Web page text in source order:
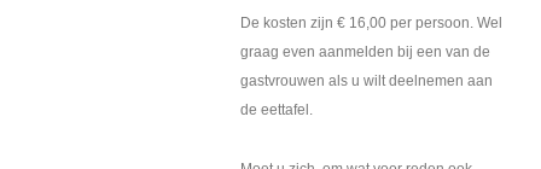
De kosten zijn € 16,00 per persoon. Wel
graag even aanmelden bij een van de
gastvrouwen als u wilt deelnemen aan
de eettafel.